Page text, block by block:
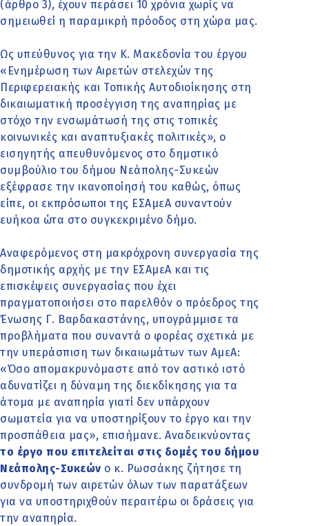
(άρθρο 3), έχουν περάσει 10 χρόνια χωρίς να
σημειωθεί η παραμικρή πρόοδος στη χώρα μας.
Ως υπεύθυνος για την Κ. Μακεδονία του έργου
«Ενημέρωση των Αιρετών στελεχών της
Περιφερειακής και Τοπικής Αυτοδιοίκησης στη
δικαιωματική προσέγγιση της αναπηρίας με
στόχο την ενσωμάτωσή της στις τοπικές
κοινωνικές και αναπτυξιακές πολιτικές», ο
εισηγητής απευθυνόμενος στο δημοτικό
συμβούλιο του δήμου Νεάπολης-Συκεών
εξέφρασε την ικανοποίησή του καθώς, όπως
είπε, οι εκπρόσωποι της ΕΣΑμεΑ συναντούν
ευήκοα ώτα στο συγκεκριμένο δήμο.
Αναφερόμενος στη μακρόχρονη συνεργασία της
δημοτικής αρχής με την ΕΣΑμεΑ και τις
επισκέψεις συνεργασίας που έχει
πραγματοποιήσει στο παρελθόν ο πρόεδρος της
Ένωσης Γ. Βαρδακαστάνης, υπογράμμισε τα
προβλήματα που συναντά ο φορέας σχετικά με
την υπεράσπιση των δικαιωμάτων των ΑμεΑ:
«Όσο απομακρυνόμαστε από τον αστικό ιστό
αδυνατίζει η δύναμη της διεκδίκησης για τα
άτομα με αναπηρία γιατί δεν υπάρχουν
σωματεία για να υποστηρίξουν το έργο και την
προσπάθεια μας», επισήμανε. Αναδεικνύοντας
το έργο που επιτελείται στις δομές του δήμου
Νεάπολης-Συκεών ο κ. Ρωσσάκης ζήτησε τη
συνδρομή των αιρετών όλων των παρατάξεων
για να υποστηριχθούν περαιτέρω οι δράσεις για
την αναπηρία.